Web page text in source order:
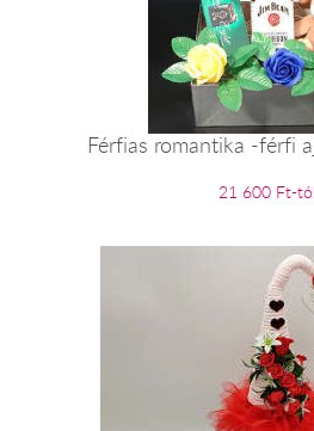
Férfias romantika -férfi
21 600 Ft-tól